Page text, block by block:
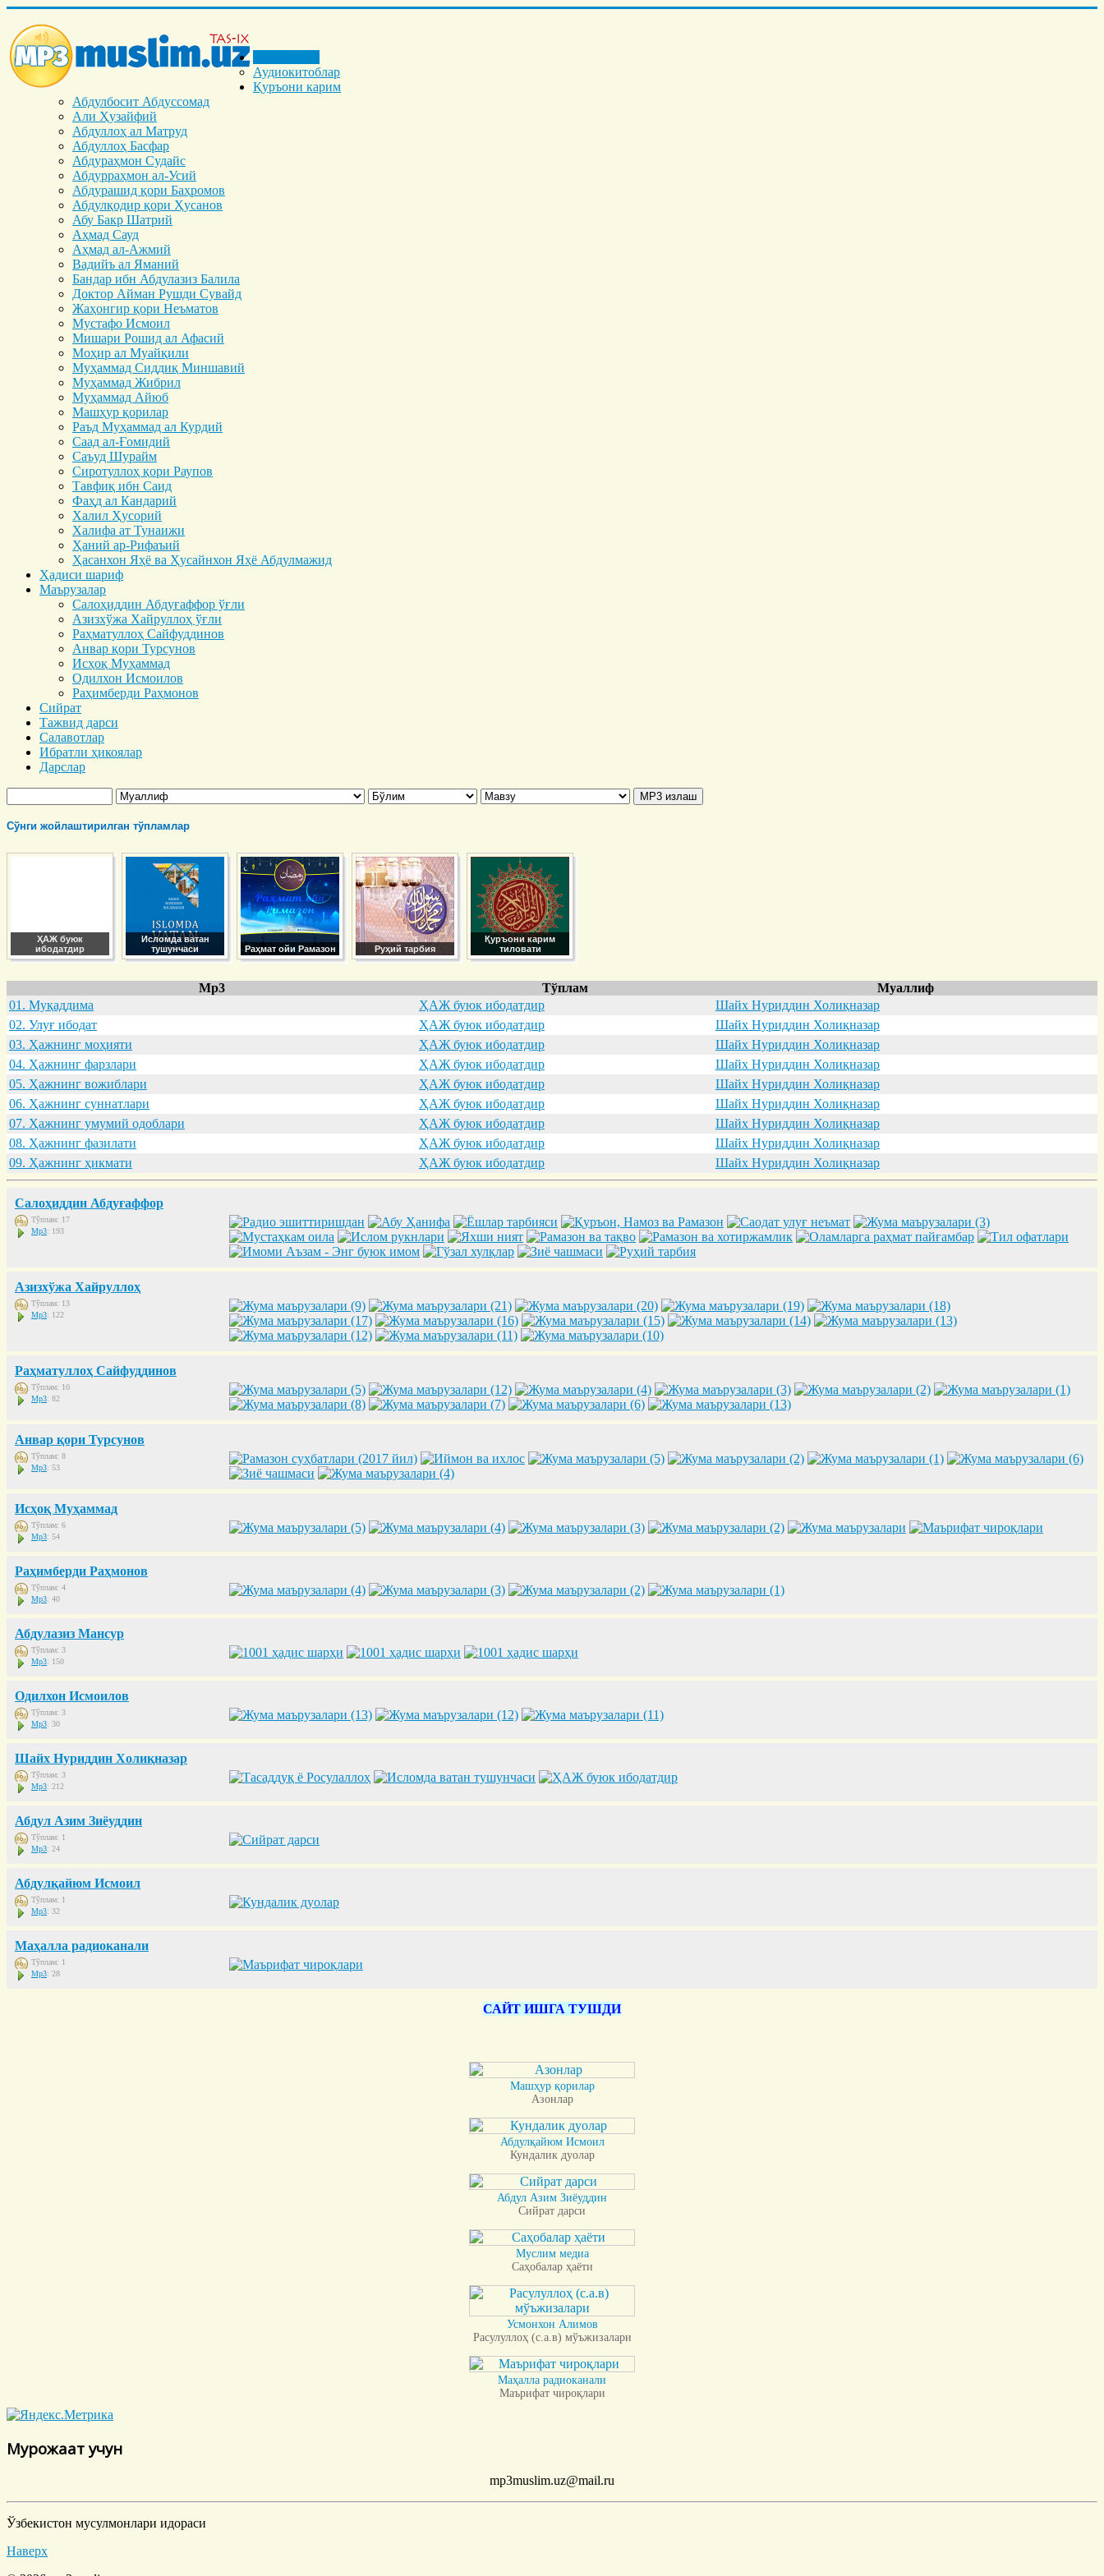
Аудиокитоблар
Қуръони карим
Абдулбосит Абдуссомад
Али Ҳузайфий
Абдуллоҳ ал Матруд
Абдуллоҳ Басфар
Абдураҳмон Судайс
Абдурраҳмон ал-Усий
Абдурашид қори Баҳромов
Абдулқодир қори Ҳусанов
Абу Бакр Шатрий
Аҳмад Сауд
Аҳмад ал-Ажмий
Вадийъ ал Яманий
Бандар ибн Абдулазиз Балила
Доктор Айман Рушди Сувайд
Жаҳонгир қори Неъматов
Мустафо Исмоил
Мишари Рошид ал Афасий
Моҳир ал Муайқили
Муҳаммад Cиддиқ Миншавий
Муҳаммад Жибрил
Муҳаммад Айюб
Машҳур қорилар
Раъд Муҳаммад ал Курдий
Саад ал-Ғомидий
Саъуд Шурайм
Сиротуллоҳ қори Раупов
Тавфиқ ибн Саид
Фаҳд ал Кандарий
Халил Ҳусорий
Халифа ат Тунаижи
Ҳаний ар-Рифаъий
Ҳасанхон Яҳё ва Ҳусайнхон Яҳё Абдулмажид
Ҳадиси шариф
Маърузалар
Салоҳиддин Абдуғаффор ўғли
Азизхўжа Хайруллоҳ ўғли
Раҳматуллоҳ Сайфуддинов
Анвар қори Турсунов
Исҳоқ Муҳаммад
Одилхон Исмоилов
Раҳимберди Раҳмонов
Сийрат
Тажвид дарси
Салавотлар
Ибратли ҳикоялар
Дарслар
Сўнги жойлаштирилган тўпламлар
ҲАЖ буюк
ибодатдир
Исломда ватан
тушунчаси
Раҳмат ойи Рамазон Руҳий тарбия
Қуръони карим
тиловати
Mp3 Тўплам
Муаллиф
01. Муқaддимa
ҲАЖ буюк ибодатдир
Шайх Нуриддин Холиқназар
02. Улуғ ибодaт
ҲАЖ буюк ибодатдир
Шайх Нуриддин Холиқназар
03. Ҳaжнинг моҳияти
ҲАЖ буюк ибодатдир
Шайх Нуриддин Холиқназар
04. Ҳaжнинг фaрзлaри
ҲАЖ буюк ибодатдир
Шайх Нуриддин Холиқназар
05. Ҳaжнинг вожиблaри
ҲАЖ буюк ибодатдир
Шайх Нуриддин Холиқназар
06. Ҳaжнинг суннaтлaри
ҲАЖ буюк ибодатдир
Шайх Нуриддин Холиқназар
07. Ҳaжнинг умумий одоблaри
ҲАЖ буюк ибодатдир
Шайх Нуриддин Холиқназар
08. Ҳaжнинг фaзилaти
ҲАЖ буюк ибодатдир
Шайх Нуриддин Холиқназар
09. Ҳaжнинг ҳикмaти
ҲАЖ буюк ибодатдир Шайх Нуриддин Холиқназар
Салоҳиддин Абдуғаффор
Тўплам: 17
Mp3: 193
Азизхўжа Хайруллоҳ
Тўплам: 13
Mp3: 122
Раҳматуллоҳ Сайфуддинов
Тўплам: 10
Mp3: 82
Анвар қори Турсунов
Тўплам: 8
Mp3: 53
Исҳоқ Муҳаммад
Тўплам: 6
Mp3: 54
Раҳимберди Раҳмонов
Тўплам: 4
Mp3: 40
Абдулазиз Мансур
Тўплам: 3
Mp3: 150
Одилхон Исмоилов
Тўплам: 3
Mp3: 30
Шайх Нуриддин Холиқназар
Тўплам: 3
Mp3: 212
Абдул Азим Зиёуддин
Тўплам: 1
Mp3: 24
Абдулқайюм Исмоил
Тўплам: 1
Mp3: 32
Маҳалла радиоканали
Тўплам: 1
Mp3: 28
САЙТ ИШГА ТУШДИ
Машҳур қорилар
Азонлар
Абдулқайюм Исмоил
Кундалик дуолар
Абдул Азим Зиёуддин
Сийрат дарси
Муслим медиа
Саҳобалар ҳаёти
Усмонхон Алимов
Расулуллоҳ (с.а.в) мўъжизалари
Маҳалла радиоканали
Маърифат чироқлари
Мурожаат учун
mp3muslim.uz@mail.ru
Ўзбекистон мусулмонлари идораси
Наверх